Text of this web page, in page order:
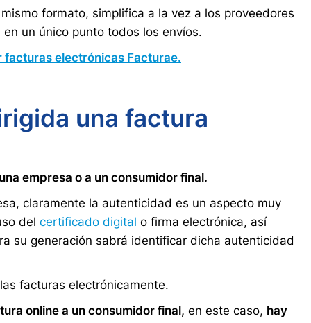
formato, simplifica a la vez a los proveedores
un único punto todos los envíos.
electrónicas Facturae.
una factura
empresa o a un consumidor final.
claramente la autenticidad es un aspecto muy
del certificado digital o firma electrónica, así
su generación sabrá identificar dicha autenticidad
facturas electrónicamente.
online a un consumidor final, en este caso, hay